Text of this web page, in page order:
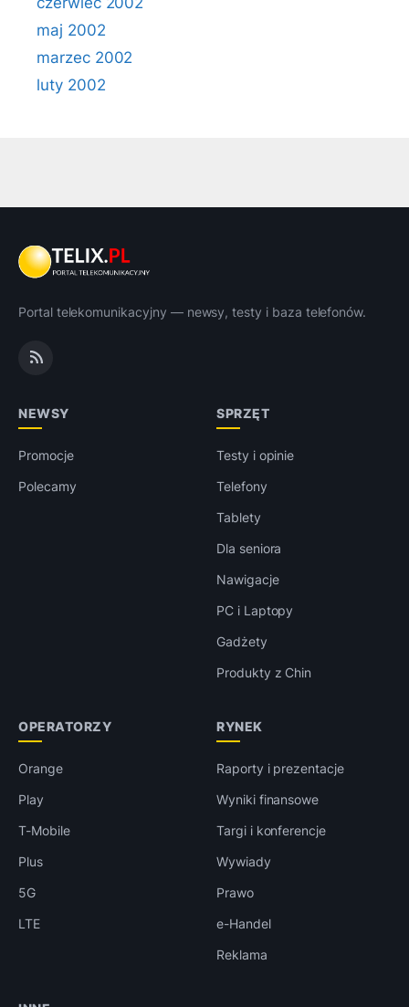
maj 2002
marzec 2002
luty 2002
Portal telekomunikacyjny — newsy, testy i baza telefonów.
NEWSY
Promocje
Polecamy
SPRZĘT
Testy i opinie
Telefony
Tablety
Dla seniora
Nawigacje
PC i Laptopy
Gadżety
Produkty z Chin
OPERATORZY
Orange
Play
T-Mobile
Plus
5G
LTE
RYNEK
Raporty i prezentacje
Wyniki finansowe
Targi i konferencje
Wywiady
Prawo
e-Handel
Reklama